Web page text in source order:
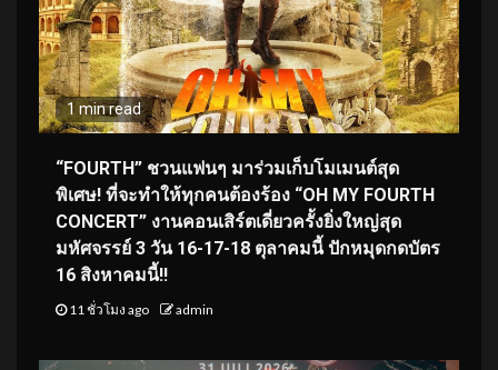
1 min read
“FOURTH” ชวนแฟนๆ มาร่วมเก็บโมเมนต์สุด
พิเศษ! ที่จะทำให้ทุกคนต้องร้อง “OH MY FOURTH
CONCERT” งานคอนเสิร์ตเดี่ยวครั้งยิ่งใหญ่สุด
มหัศจรรย์ 3 วัน 16-17-18 ตุลาคมนี้ ปักหมุดกดบัตร
16 สิงหาคมนี้!!
11 ชั่วโมง ago admin